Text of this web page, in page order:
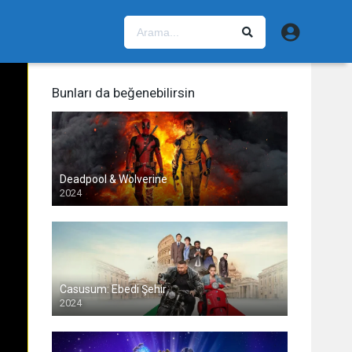
Bunları da beğenebilirsin
Deadpool & Wolverine
2024
Casusum: Ebedi Şehir
2024